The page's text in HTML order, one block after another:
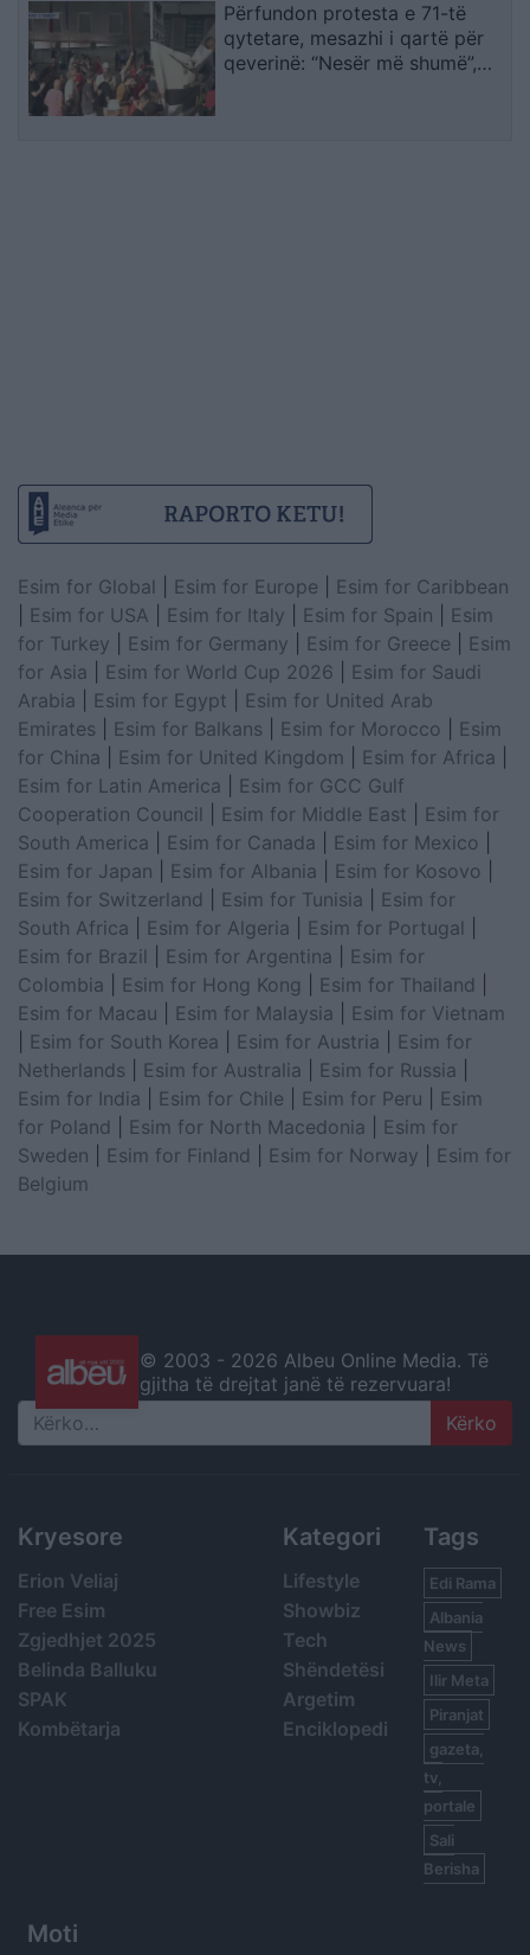
Përfundon protesta e 71-të
qytetare, mesazhi i qartë për
qeverinë: “Nesër më shumë”,
Esim for Global Esim for Europe
Esim for Caribbean
Esim for USA Esim for Italy Esim for Spain
Esim
for Turkey
Esim for Germany Esim for Greece
Esim
for Asia
Esim for World Cup 2026
Esim for Saudi
Arabia
Esim for Egypt
Esim for United Arab
Emirates
Esim for Balkans Esim for Morocco
Esim
for China
Esim for United Kingdom Esim for Africa
Esim for Latin America
Esim for GCC Gulf
Cooperation Council
Esim for Middle East
Esim for
South America
Esim for Canada Esim for Mexico
Esim for Japan
Esim for Albania Esim for Kosovo
Esim for Switzerland
Esim for Tunisia
Esim for
South Africa
Esim for Algeria Esim for Portugal
Esim for Brazil
Esim for Argentina
Esim for
Colombia
Esim for Hong Kong Esim for Thailand
Esim for Macau
Esim for Malaysia
Esim for Vietnam
Esim for South Korea Esim for Austria
Esim for
Netherlands
Esim for Australia Esim for Russia
Esim for India
Esim for Chile Esim for Peru
Esim
for Poland
Esim for North Macedonia
Esim for
Sweden
Esim for Finland Esim for Norway
Esim for
Belgium
© 2003 - 2026 Albeu Online Media. Të
gjitha të drejtat janë të rezervuara!
Search
Kryesore
Erion Veliaj
Free Esim
Zgjedhjet 2025
Belinda Balluku
SPAK
Kombëtarja
Kategori
Lifestyle
Showbiz
Tech
Shëndetësi
Argetim
Enciklopedi
Tags
Edi Rama
Albania
News
Ilir Meta
Piranjat
gazeta,
tv,
portale
Sali
Berisha
Moti